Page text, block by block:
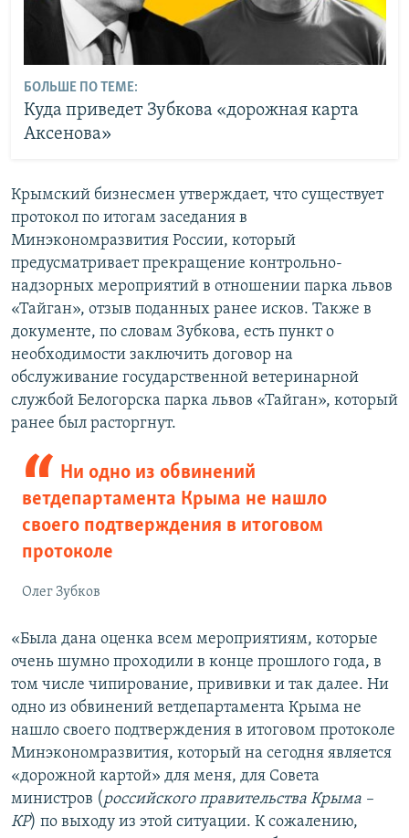
БОЛЬШЕ ПО ТЕМЕ:
Куда приведет Зубкова «дорожная карта
Аксенова»
Крымский бизнесмен утверждает, что существует
протокол по итогам заседания в
Минэкономразвития России, который
предусматривает прекращение контрольно-
надзорных мероприятий в отношении парка львов
«Тайган», отзыв поданных ранее исков. Также в
документе, по словам Зубкова, есть пункт о
необходимости заключить договор на
обслуживание государственной ветеринарной
службой Белогорска парка львов «Тайган», который
ранее был расторгнут.
Ни одно из обвинений
ветдепартамента Крыма не нашло
своего подтверждения в итоговом
протоколе
Олег Зубков
«Была дана оценка всем мероприятиям, которые
очень шумно проходили в конце прошлого года, в
том числе чипирование, прививки и так далее. Ни
одно из обвинений ветдепартамента Крыма не
нашло своего подтверждения в итоговом протоколе
Минэкономразвития, который на сегодня является
«дорожной картой» для меня, для Совета
министров ( российского правительства Крыма –
КР) по выходу из этой ситуации. К сожалению,